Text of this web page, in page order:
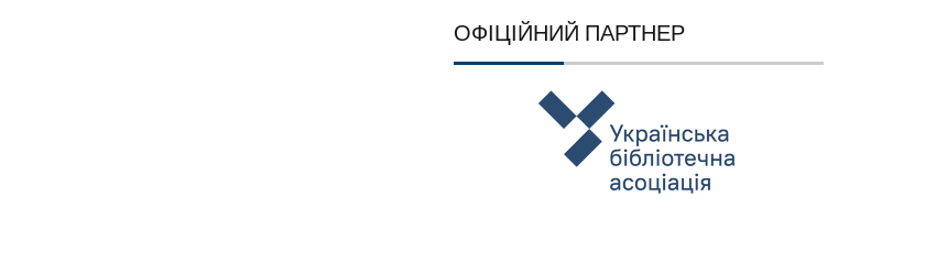
ОФІЦІЙНИЙ ПАРТНЕР